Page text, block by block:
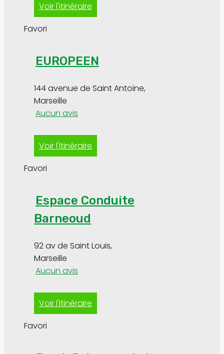
Voir l'itinéraire
Favori
EUROPEEN
144 avenue de Saint Antoine,
Marseille
Aucun avis
Voir l'itinéraire
Favori
Espace Conduite
Barneoud
92 av de Saint Louis,
Marseille
Aucun avis
Voir l'itinéraire
Favori